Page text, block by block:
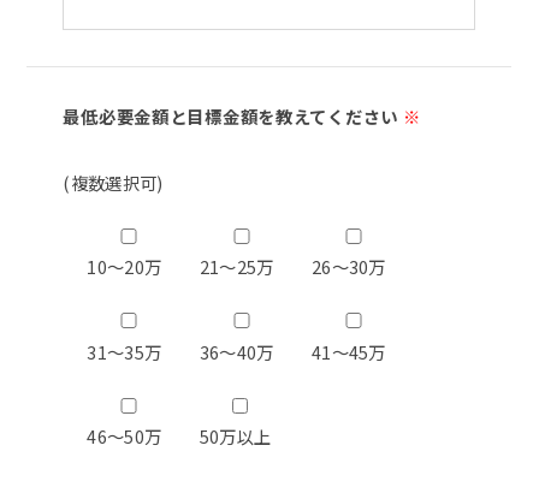
最低必要金額と目標金額を教えてください ※
(複数選択可)
10～20万 21～25万 26～30万
31～35万 36～40万 41～45万
46～50万 50万以上